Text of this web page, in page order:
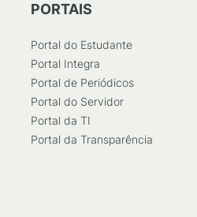
PORTAIS
Portal do Estudante
Portal Integra
Portal de Periódicos
Portal do Servidor
Portal da TI
Portal da Transparência